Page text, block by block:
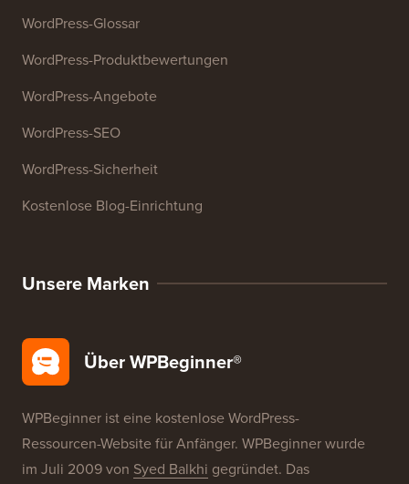
WordPress-Glossar
WordPress-Produktbewertungen
WordPress-Angebote
WordPress-SEO
WordPress-Sicherheit
Kostenlose Blog-Einrichtung
Unsere Marken
Über WPBeginner®
WPBeginner ist eine kostenlose WordPress-
Ressourcen-Website für Anfänger. WPBeginner wurde
im Juli 2009 von Syed Balkhi gegründet. Das